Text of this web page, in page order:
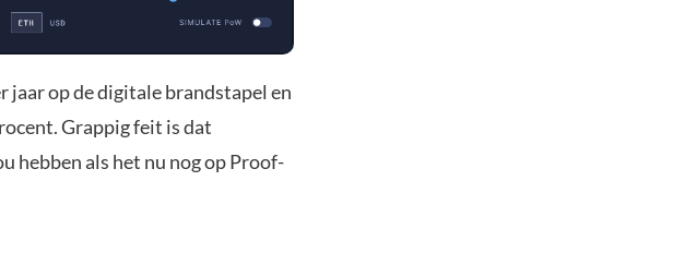
jaar op de digitale brandstapel en
Grappig feit is dat
hebben als het nu nog op Proof-